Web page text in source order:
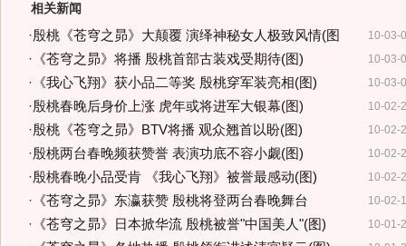
相关新闻
10-03-
·殷桃《苍穹之昴》大颠覆 演绎神秘女人极致风情(图
10-03-
· 《苍穹之昴》将播 殷桃首部古装戏受期待(图)
10-03-
· 《我心飞翔》获小品二等奖 殷桃穿军装亮相(图)
10-02-
·殷桃春晚后身价上涨 虎年或将进军大银幕(图)
10-02-
·殷桃《苍穹之昴》BTV将播 观众翘首以盼(图)
10-02-
·殷桃两台春晚频获赞誉 表演功底不容小觑(图)
10-02-
·殷桃春晚小品受肯 《我心飞翔》被誉最感动(图)
10-02-
· 《苍穹之昴》东瀛获赞 殷桃将登两台春晚舞台
10-01-
· 《苍穹之昴》日本掀华流 殷桃被誉"中国美人"(图)